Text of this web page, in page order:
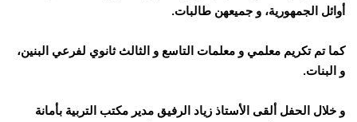
أوائل الجمهورية، و جميعهن طالبات.
كما تم تكريم معلمي و معلمات التاسع و الثالث ثانوي لفرعي البنين،
و البنات.
و خلال الحفل ألقى الأستاذ زياد الرفيق مدير مكتب التربية بأمانة